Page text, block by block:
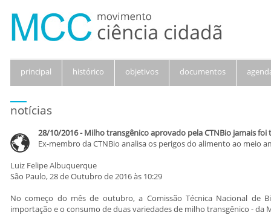
principal histórico objetivos documentos
notícias
28/10/2016 - Milho transgênico aprovado pela CTNBio jamais
Ex-membro da CTNBio analisa os perigos do alimento ao meio
Luiz Felipe Albuquerque
São Paulo, 28 de Outubro de 2016 às 10:29
No começo do mês de outubro, a Comissão Técnica Nacional de
importação e o consumo de duas variedades de milho transgênico - da